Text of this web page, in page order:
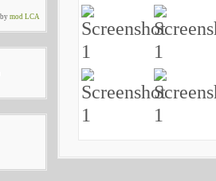
bymod LCA